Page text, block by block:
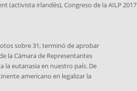
(activista irlandés), Congreso de la AILP 2017
sobre 31, terminó de aprobar
la Cámara de Representantes
la eutanasia en nuestro país. De
americano en legalizar la